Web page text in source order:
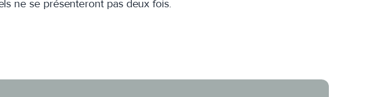
ne se présenteront pas deux fois.